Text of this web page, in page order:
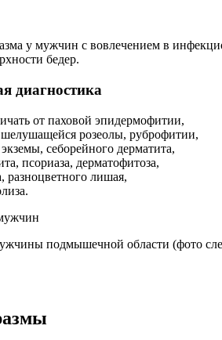
у мужчин с вовлечением в
бедер.
диагностика
от паховой эпидермофитии,
розеолы, руброфитии,
себорейного дерматита,
псориаза, дерматофитоза,
разноцветного лишая,
подмышечной области (фото